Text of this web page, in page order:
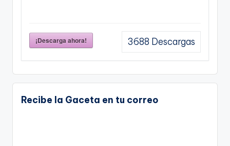
¡Descarga ahora! 3688 Descargas
Recibe la Gaceta en tu correo